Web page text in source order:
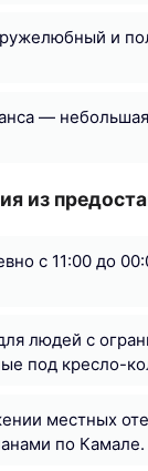
и
—
из
с 11:00 до
людей с
под кресло-
местных
по Камале.